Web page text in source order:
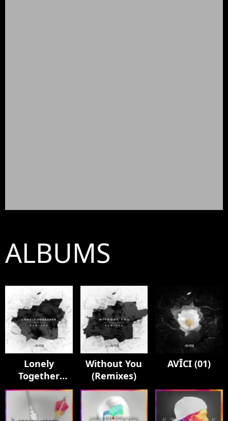
ALBUMS
Lonely
Together
(Remixes)
Without You
(Remixes)
AVĪCI (01)